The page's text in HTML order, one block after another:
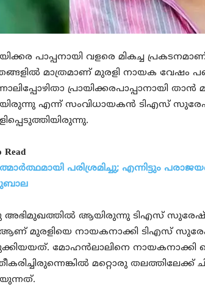
പാപ്പനായി വളരെ മികച്ച
മാത്രമാണ് മുരളി നായക വേഷം
പ്രായിക്കരപാപ്പാനായി
എന്ന് സംവിധായകൻ ടിഎസ്
Read
പരിശ്രമിച്ചു; എന്നിട്ടും
അഭിമുഖത്തിൽ ആയിരുന്നു ടിഎസ് സുരേഷ്
മുരളിയെ നായകനാക്കി ടിഎസ്
മോഹൻലാലിനെ നായകനാക്കി
മറ്റൊരു